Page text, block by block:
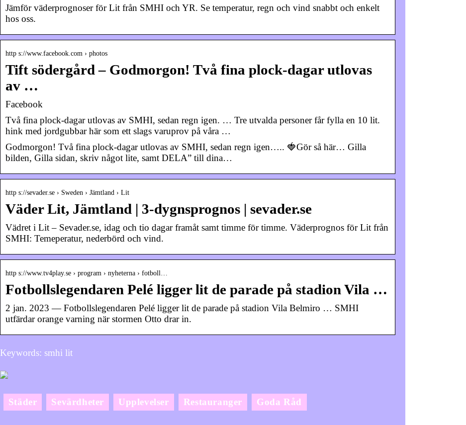
Jämför väderprognoser för Lit från SMHI och YR. Se temperatur, regn och vind snabbt och enkelt
hos oss.
http s://www.facebook.com › photos
Tift södergård – Godmorgon! Två fina plock-dagar utlovas
av …
Facebook
Två fina plock-dagar utlovas av SMHI, sedan regn igen. … Tre utvalda personer får fylla en 10 lit.
hink med jordgubbar här som ett slags varuprov på våra …
Godmorgon! Två fina plock-dagar utlovas av SMHI, sedan regn igen….. 🍓Gör så här… Gilla
bilden, Gilla sidan, skriv något lite, samt DELA” till dina…
http s://sevader.se › Sweden › Jämtland › Lit
Väder Lit, Jämtland | 3-dygnsprognos | sevader.se
Vädret i Lit – Sevader.se, idag och tio dagar framåt samt timme för timme. Väderprognos för Lit från
SMHI: Temeperatur, nederbörd och vind.
http s://www.tv4play.se › program › nyheterna › fotboll…
Fotbollslegendaren Pelé ligger lit de parade på stadion Vila …
2 jan. 2023 — Fotbollslegendaren Pelé ligger lit de parade på stadion Vila Belmiro … SMHI
utfärdar orange varning när stormen Otto drar in.
Keywords: smhi lit
Städer Sevärdheter Upplevelser Restauranger Goda Råd